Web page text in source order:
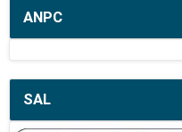
ANPC
SAL